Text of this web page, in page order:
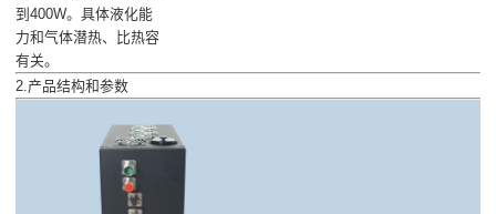
到400W。具体液化能
力和气体潜热、比热容
有关。
2.产品结构和参数